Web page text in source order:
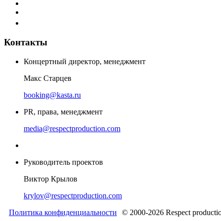
Контакты
Концертный директор, менеджмент
Макс Старцев
booking@kasta.ru
PR, права, менеджмент
media@respectproduction.com
Руководитель проектов
Виктор Крылов
krylov@respectproduction.com
Политика конфиденциальности
© 2000-2026 Respect